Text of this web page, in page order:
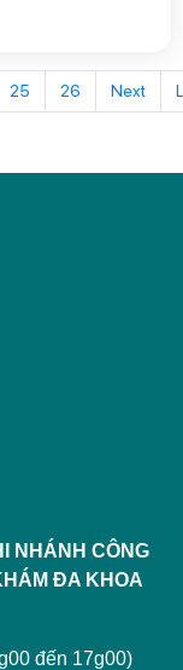
25 26 Next
NHÁNH CÔNG
ĐA KHOA
đến 17g00)